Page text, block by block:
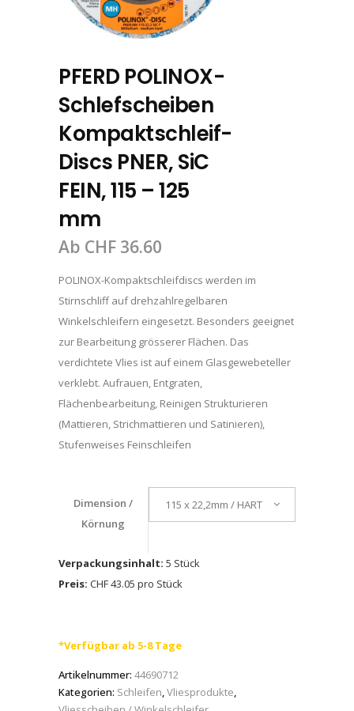
PFERD POLINOX-
Schlefscheiben
Kompaktschleif-
Discs PNER, SiC
FEIN, 115 – 125
mm
Ab CHF 36.60
POLINOX-Kompaktschleifdiscs werden im
Stirnschliff auf drehzahlregelbaren
Winkelschleifern eingesetzt. Besonders geeignet
zur Bearbeitung grösserer Flächen. Das
verdichtete Vlies ist auf einem Glasgewebeteller
verklebt. Aufrauen, Entgraten,
Flächenbearbeitung, Reinigen Strukturieren
(Mattieren, Strichmattieren und Satinieren),
Stufenweises Feinschleifen
Dimension /
Körnung
115 x 22,2mm / HART
Verpackungsinhalt: 5 Stück
Preis: CHF 43.05 pro Stück
*Verfügbar ab 5-8 Tage
Artikelnummer: 44690712
Kategorien: Schleifen,Vliesprodukte,